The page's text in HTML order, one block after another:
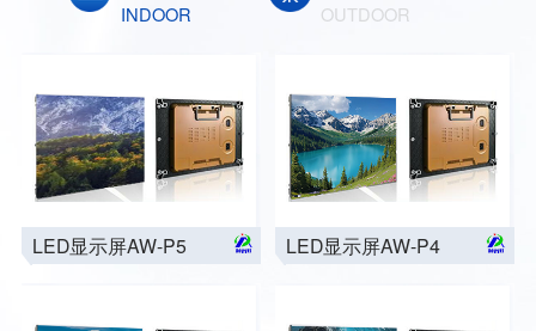
INDOOR OUTDOOR
LED显示屏AW-P5 LED显示屏AW-P4